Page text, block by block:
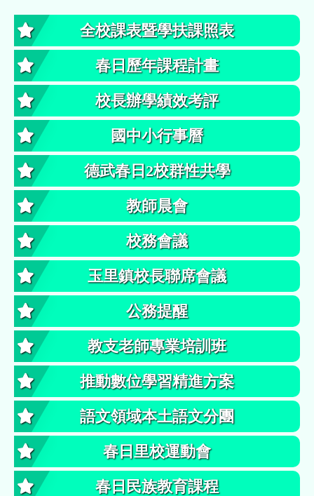
全校課表暨學扶課照表
春日歷年課程計畫
校長辦學績效考評
國中小行事曆
德武春日2校群性共學
教師晨會
校務會議
玉里鎮校長聯席會議
公務提醒
教支老師專業培訓班
推動數位學習精進方案
語文領域本土語文分團
春日里校運動會
春日民族教育課程